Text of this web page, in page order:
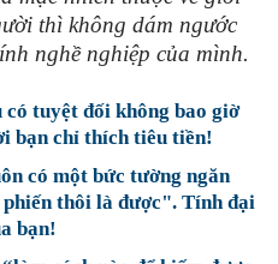
thì không dám ngước
nghề nghiệp của mình.
tuyệt đối không bao giờ
bạn chỉ thích tiêu tiền!
có một bức tường ngăn
thôi là được". Tính đại
bạn!